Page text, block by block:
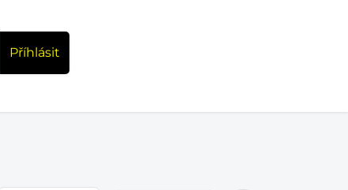
Příhlásit